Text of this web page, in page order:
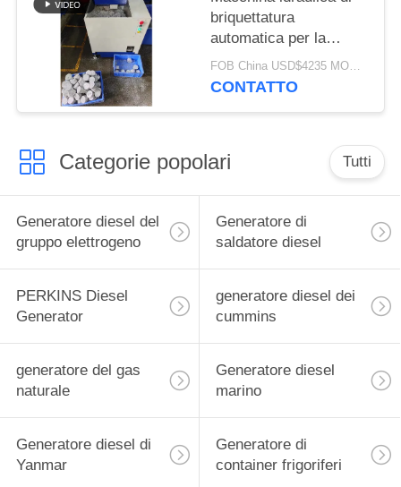
briquettatura
automatica per la
stampa di torte a chip
in polvere di alluminio
FOB China USD$4235 MOQ:1 set
CONTATTO
Categorie popolari Tutti
Generatore diesel del
gruppo elettrogeno
Generatore di
saldatore diesel
PERKINS Diesel
Generator
generatore diesel dei
cummins
generatore del gas
naturale
Generatore diesel
marino
Generatore diesel di
Yanmar
Generatore di
container frigoriferi